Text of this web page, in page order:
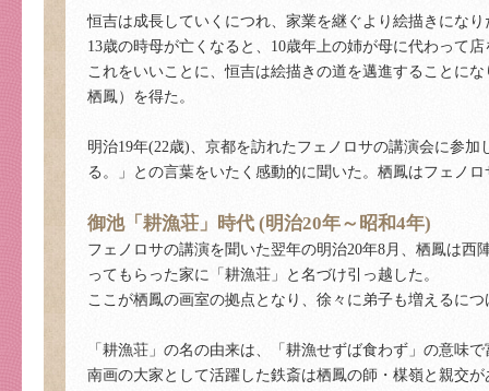
恒吉は成長していくにつれ、家業を継ぐより絵描きにな
13歳の時母が亡くなると、10歳年上の姉が母に代わって
これをいいことに、恒吉は絵描きの道を邁進することに
栖鳳）を得た。
明治19年(22歳)、京都を訪れたフェノロサの講演会に参
る。」との言葉をいたく感動的に聞いた。栖鳳はフェノ
御池「耕漁荘」時代 (明治20年～昭和4年)
フェノロサの講演を聞いた翌年の明治20年8月、栖鳳は
ってもらった家に「耕漁荘」と名づけ引っ越した。
ここが栖鳳の画室の拠点となり、徐々に弟子も増えるに
「耕漁荘」の名の由来は、「耕漁せずば食わず」の意味
南画の大家として活躍した鉄斎は栖鳳の師・楳嶺と親交